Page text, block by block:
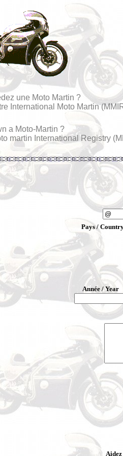
une Moto Martin ?
International Moto Martin
a Moto-Martin ?
martin International Registry
Pays /
Année / Year